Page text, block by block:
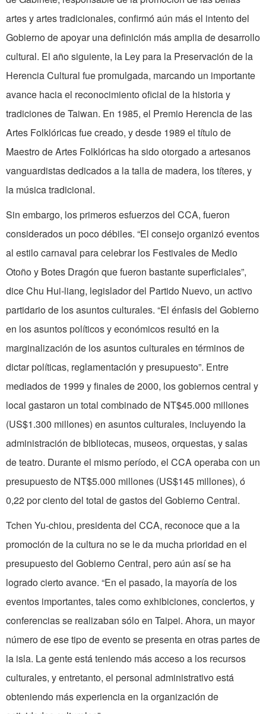
artes y artes tradicionales, confirmó aún más el intento del
Gobierno de apoyar una definición más amplia de desarrollo
cultural. El año siguiente, la Ley para la Preservación de la
Herencia Cultural fue promulgada, marcando un importante
avance hacia el reconocimiento oficial de la historia y
tradiciones de Taiwan. En 1985, el Premio Herencia de las
Artes Folklóricas fue creado, y desde 1989 el título de
Maestro de Artes Folklóricas ha sido otorgado a artesanos
vanguardistas dedicados a la talla de madera, los títeres, y
la música tradicional.
Sin embargo, los primeros esfuerzos del CCA, fueron
considerados un poco débiles. “El consejo organizó eventos
al estilo carnaval para celebrar los Festivales de Medio
Otoño y Botes Dragón que fueron bastante superficiales”,
dice Chu Hui-liang, legislador del Partido Nuevo, un activo
partidario de los asuntos culturales. “El énfasis del Gobierno
en los asuntos políticos y económicos resultó en la
marginalización de los asuntos culturales en términos de
dictar políticas, reglamentación y presupuesto”. Entre
mediados de 1999 y finales de 2000, los gobiernos central y
local gastaron un total combinado de NT$45.000 millones
(US$1.300 millones) en asuntos culturales, incluyendo la
administración de bibliotecas, museos, orquestas, y salas
de teatro. Durante el mismo período, el CCA operaba con un
presupuesto de NT$5.000 millones (US$145 millones), ó
0,22 por ciento del total de gastos del Gobierno Central.
Tchen Yu-chiou, presidenta del CCA, reconoce que a la
promoción de la cultura no se le da mucha prioridad en el
presupuesto del Gobierno Central, pero aún así se ha
logrado cierto avance. “En el pasado, la mayoría de los
eventos importantes, tales como exhibiciones, conciertos, y
conferencias se realizaban sólo en Taipei. Ahora, un mayor
número de ese tipo de evento se presenta en otras partes de
la isla. La gente está teniendo más acceso a los recursos
culturales, y entretanto, el personal administrativo está
obteniendo más experiencia en la organización de